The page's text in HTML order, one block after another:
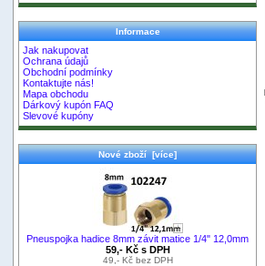
Informace
Jak nakupovat
Ochrana údajů
Obchodní podmínky
Kontaktujte nás!
Mapa obchodu
Dárkový kupón FAQ
Slevové kupóny
Nové zboží [více]
Pneuspojka hadice 8mm závit matice 1/4" 12,0mm
59,- Kč s DPH
49,- Kč bez DPH